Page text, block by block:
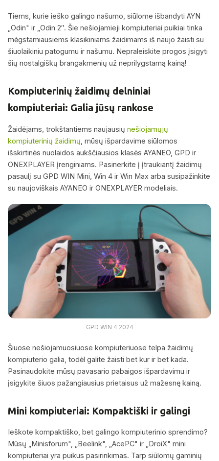
Tiems, kurie ieško galingo našumo, siūlome išbandyti AYN
„Odin" ir „Odin 2″. Šie nešiojamieji kompiuteriai puikiai tinka
mėgstamiausiems klasikiniams žaidimams iš naujo žaisti su
šiuolaikiniu patogumu ir našumu. Nepraleiskite progos įsigyti
šių nostalgiškų brangakmenių už neprilygstamą kainą!
Kompiuterinių žaidimų delniniai
kompiuteriai: Galia jūsų rankose
Žaidėjams, trokštantiems naujausių nešiojamųjų
kompiuterinių žaidimų , mūsų išpardavime siūlomos
išskirtinės nuolaidos aukščiausios klasės AYANEO, GPD ir
ONEXPLAYER įrenginiams. Pasinerkite į įtraukiantį žaidimų
pasaulį su GPD WIN Mini, Win 4 ir Win Max arba susipažinkite
su naujoviškais AYANEO ir ONEXPLAYER modeliais.
GPD WIN 4 2024
Šiuose nešiojamuosiuose kompiuteriuose telpa žaidimų
kompiuterio galia, todėl galite žaisti bet kur ir bet kada.
Pasinaudokite mūsų pavasario pabaigos išpardavimu ir
įsigykite šiuos pažangiausius prietaisus už mažesnę kainą.
Mini kompiuteriai: Kompaktiški ir galingi
Ieškote kompaktiško, bet galingo kompiuterinio sprendimo?
Mūsų „Minisforum", „Beelink", „AcePC" ir „DroiX" mini
kompiuteriai yra puikus pasirinkimas. Tarp siūlomų gaminių